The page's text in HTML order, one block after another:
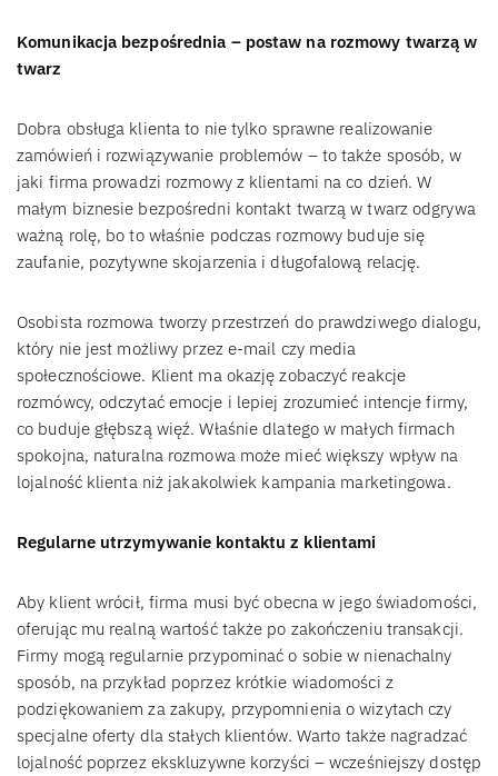
Komunikacja bezpośrednia – postaw na rozmowy twarzą w
twarz
Dobra obsługa klienta to nie tylko sprawne realizowanie
zamówień i rozwiązywanie problemów – to także sposób, w
jaki firma prowadzi rozmowy z klientami na co dzień. W
małym biznesie bezpośredni kontakt twarzą w twarz odgrywa
ważną rolę, bo to właśnie podczas rozmowy buduje się
zaufanie, pozytywne skojarzenia i długofalową relację.
Osobista rozmowa tworzy przestrzeń do prawdziwego dialogu,
który nie jest możliwy przez e-mail czy media
społecznościowe. Klient ma okazję zobaczyć reakcje
rozmówcy, odczytać emocje i lepiej zrozumieć intencje firmy,
co buduje głębszą więź. Właśnie dlatego w małych firmach
spokojna, naturalna rozmowa może mieć większy wpływ na
lojalność klienta niż jakakolwiek kampania marketingowa.
Regularne utrzymywanie kontaktu z klientami
Aby klient wrócił, firma musi być obecna w jego świadomości,
oferując mu realną wartość także po zakończeniu transakcji.
Firmy mogą regularnie przypominać o sobie w nienachalny
sposób, na przykład poprzez krótkie wiadomości z
podziękowaniem za zakupy, przypomnienia o wizytach czy
specjalne oferty dla stałych klientów. Warto także nagradzać
lojalność poprzez ekskluzywne korzyści – wcześniejszy dostęp